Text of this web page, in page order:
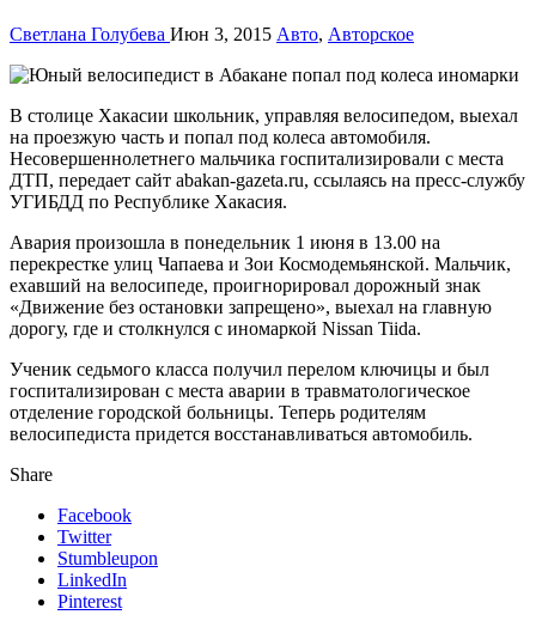
Светлана Голубева Июн 3, 2015 Авто, Авторское
В столице Хакасии школьник, управляя велосипедом, выехал
на проезжую часть и попал под колеса автомобиля.
Несовершеннолетнего мальчика госпитализировали с места
ДТП, передает сайт abakan-gazeta.ru, ссылаясь на пресс-службу
УГИБДД по Республике Хакасия.
Авария произошла в понедельник 1 июня в 13.00 на
перекрестке улиц Чапаева и Зои Космодемьянской. Мальчик,
ехавший на велосипеде, проигнорировал дорожный знак
«Движение без остановки запрещено», выехал на главную
дорогу, где и столкнулся с иномаркой Nissan Tiida.
Ученик седьмого класса получил перелом ключицы и был
госпитализирован с места аварии в травматологическое
отделение городской больницы. Теперь родителям
велосипедиста придется восстанавливаться автомобиль.
Share
Facebook
Twitter
Stumbleupon
LinkedIn
Pinterest